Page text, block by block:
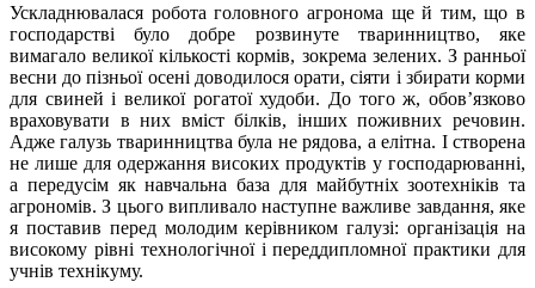
Ускладнювалася робота головного агронома ще й тим, що в
господарстві було добре розвинуте тваринництво, яке
вимагало великої кількості кормів, зокрема зелених. З ранньої
весни до пізньої осені доводилося орати, сіяти і збирати корми
для свиней і великої рогатої худоби. До того ж, обов’язково
враховувати в них вміст білків, інших поживних речовин.
Адже галузь тваринництва була не рядова, а елітна. І створена
не лише для одержання високих продуктів у господарюванні,
а передусім як навчальна база для майбутніх зоотехніків та
агрономів. З цього випливало наступне важливе завдання, яке
я поставив перед молодим керівником галузі: організація на
високому рівні технологічної і переддипломної практики для
учнів технікуму.